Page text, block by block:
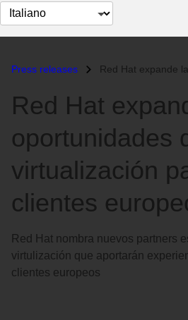
Cambia
lingua
Press releases Red Hat expande las
Red Hat
oportunidades
virtualización
clientes
Red Hat nombra nuevos partners
virtulización que aportarán
clientes europeos